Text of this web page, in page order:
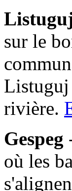
sur le
Listuguj
rivière.
Gespeg
où les